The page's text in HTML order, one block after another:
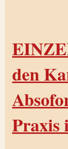
den
Praxis